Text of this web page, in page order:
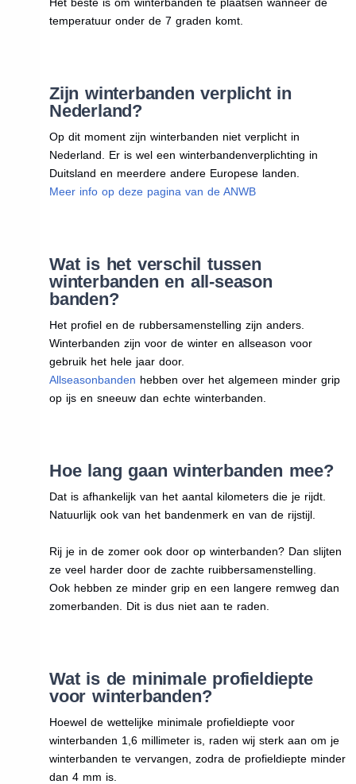
temperatuur onder de 7 graden komt.
Zijn winterbanden verplicht in
Nederland?
Op dit moment zijn winterbanden niet verplicht in
Nederland. Er is wel een winterbandenverplichting in
Duitsland en meerdere andere Europese landen.
Meer info op deze pagina van de ANWB
Wat is het verschil tussen
winterbanden en all-season
banden?
Het profiel en de rubbersamenstelling zijn anders.
Winterbanden zijn voor de winter en allseason voor
gebruik het hele jaar door.
Allseasonbanden hebben over het algemeen minder grip
op ijs en sneeuw dan echte winterbanden.
Hoe lang gaan winterbanden mee?
Dat is afhankelijk van het aantal kilometers die je rijdt.
Natuurlijk ook van het bandenmerk en van de rijstijl.
Rij je in de zomer ook door op winterbanden? Dan slijten
ze veel harder door de zachte ruibbersamenstelling.
Ook hebben ze minder grip en een langere remweg dan
zomerbanden. Dit is dus niet aan te raden.
Wat is de minimale profieldiepte
voor winterbanden?
Hoewel de wettelijke minimale profieldiepte voor
winterbanden 1,6 millimeter is, raden wij sterk aan om je
winterbanden te vervangen, zodra de profieldiepte minder
dan 4 mm is.